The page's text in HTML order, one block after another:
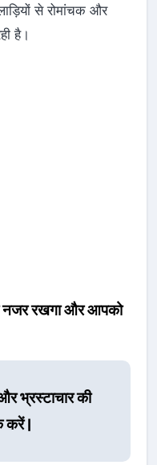
से रोमांचक और
है।
नजर रखगा और आपको
भ्रस्टाचार की
करें |